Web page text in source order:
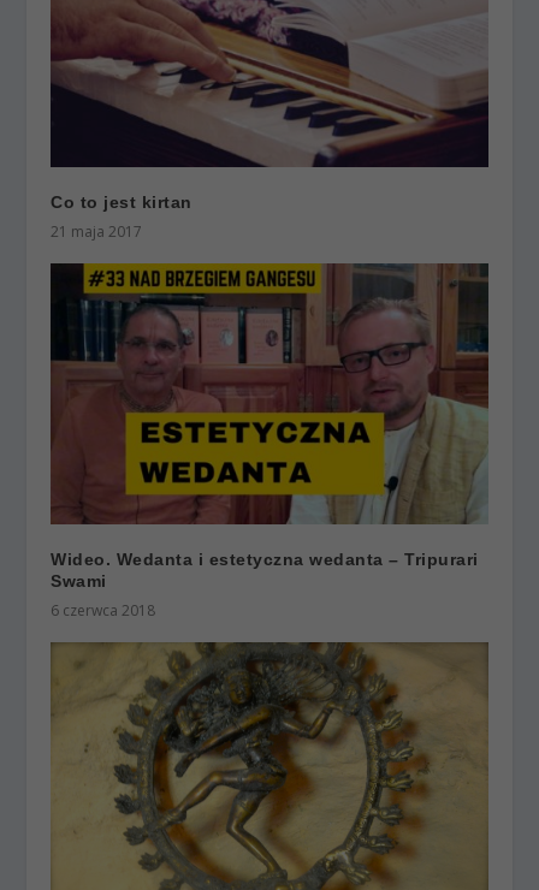
Co to jest kirtan
21 maja 2017
Wideo. Wedanta i estetyczna wedanta – Tripurari
Swami
6 czerwca 2018